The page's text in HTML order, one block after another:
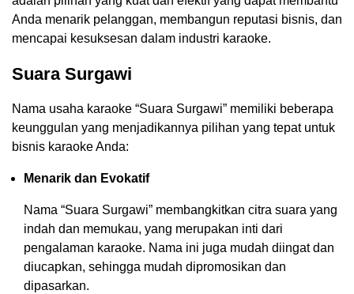
Anda menarik pelanggan, membangun reputasi bisnis, dan
mencapai kesuksesan dalam industri karaoke.
Suara Surgawi
Nama usaha karaoke “Suara Surgawi” memiliki beberapa
keunggulan yang menjadikannya pilihan yang tepat untuk
bisnis karaoke Anda:
Menarik dan Evokatif
Nama “Suara Surgawi” membangkitkan citra suara yang
indah dan memukau, yang merupakan inti dari
pengalaman karaoke. Nama ini juga mudah diingat dan
diucapkan, sehingga mudah dipromosikan dan
dipasarkan.